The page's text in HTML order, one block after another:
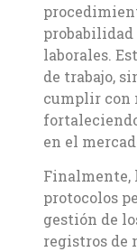
probabilidad
laborales.
de trabajo,
cumplir con
en el
Finalmente,
protocolos
gestión de
registros de